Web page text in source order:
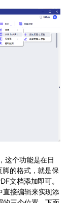
这个功能是在日
脚的格式，就是保
文档添加即可。
直接编辑来实现添